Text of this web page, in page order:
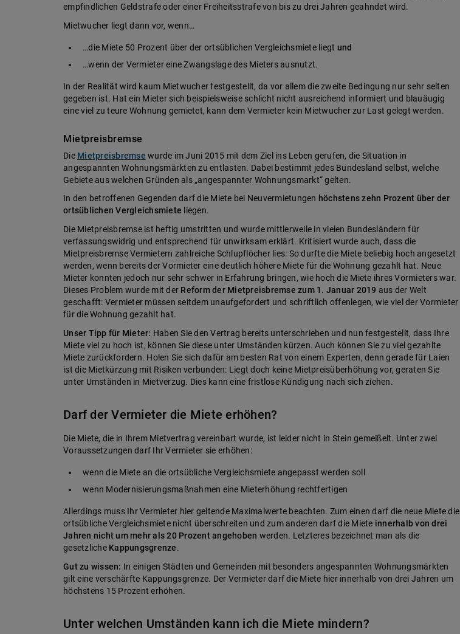
empfindlichen Geldstrafe oder einer Freiheitsstrafe von bis zu drei Jahren geahndet wird.
Mietwucher liegt dann vor, wenn…
…die Miete 50 Prozent über der ortsüblichen Vergleichsmiete liegt und
…wenn der Vermieter eine Zwangslage des Mieters ausnutzt.
In der Realität wird kaum Mietwucher festgestellt, da vor allem die zweite Bedingung nur sehr selten
gegeben ist. Hat ein Mieter sich beispielsweise schlicht nicht ausreichend informiert und blauäugig
eine viel zu teure Wohnung gemietet, kann dem Vermieter kein Mietwucher zur Last gelegt werden.
Mietpreisbremse
Die Mietpreisbremse wurde im Juni 2015 mit dem Ziel ins Leben gerufen, die Situation in
angespannten Wohnungsmärkten zu entlasten. Dabei bestimmt jedes Bundesland selbst, welche
Gebiete aus welchen Gründen als „angespannter Wohnungsmarkt“ gelten.
In den betroffenen Gegenden darf die Miete bei Neuvermietungen höchstens zehn Prozent über der
ortsüblichen Vergleichsmiete liegen.
Die Mietpreisbremse ist heftig umstritten und wurde mittlerweile in vielen Bundesländern für
verfassungswidrig und entsprechend für unwirksam erklärt. Kritisiert wurde auch, dass die
Mietpreisbremse Vermietern zahlreiche Schlupflöcher lies: So durfte die Miete beliebig hoch angesetzt
werden, wenn bereits der Vormieter eine deutlich höhere Miete für die Wohnung gezahlt hat. Neue
Mieter konnten jedoch nur sehr schwer in Erfahrung bringen, wie hoch die Miete ihres Vormieters war.
Dieses Problem wurde mit der Reform der Mietpreisbremse zum 1. Januar 2019 aus der Welt
geschafft: Vermieter müssen seitdem unaufgefordert und schriftlich offenlegen, wie viel der Vormieter
für die Wohnung gezahlt hat.
Unser Tipp für Mieter: Haben Sie den Vertrag bereits unterschrieben und nun festgestellt, dass Ihre
Miete viel zu hoch ist, können Sie diese unter Umständen kürzen. Auch können Sie zu viel gezahlte
Miete zurückfordern. Holen Sie sich dafür am besten Rat von einem Experten, denn gerade für Laien
ist die Mietkürzung mit Risiken verbunden: Liegt doch keine Mietpreisüberhöhung vor, geraten Sie
unter Umständen in Mietverzug. Dies kann eine fristlose Kündigung nach sich ziehen.
Darf der Vermieter die Miete erhöhen?
Die Miete, die in Ihrem Mietvertrag vereinbart wurde, ist leider nicht in Stein gemeißelt. Unter zwei
Voraussetzungen darf Ihr Vermieter sie erhöhen:
wenn die Miete an die ortsübliche Vergleichsmiete angepasst werden soll
wenn Modernisierungsmaßnahmen eine Mieterhöhung rechtfertigen
Allerdings muss Ihr Vermieter hier geltende Maximalwerte beachten. Zum einen darf die neue Miete die
ortsübliche Vergleichsmiete nicht überschreiten und zum anderen darf die Miete innerhalb von drei
Jahren nicht um mehr als 20 Prozent angehoben werden. Letzteres bezeichnet man als die
gesetzliche Kappungsgrenze.
Gut zu wissen: In einigen Städten und Gemeinden mit besonders angespannten Wohnungsmärkten
gilt eine verschärfte Kappungsgrenze. Der Vermieter darf die Miete hier innerhalb von drei Jahren um
höchstens 15 Prozent erhöhen.
Unter welchen Umständen kann ich die Miete mindern?